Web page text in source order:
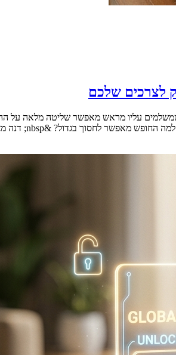
לצרכים שלכם
שמשלמים עליו מראש מאפשר שליטה מלאה על